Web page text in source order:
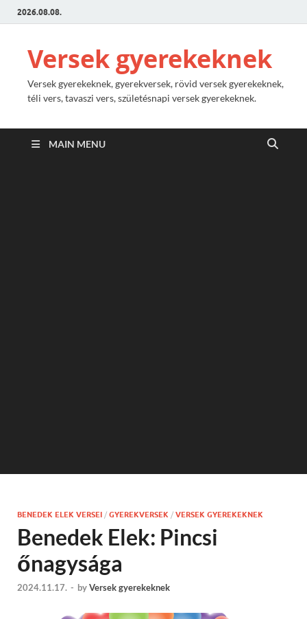
2026.08.08.
Versek gyerekeknek
Versek gyerekeknek, gyerekversek, rövid versek gyerekeknek,
téli vers, tavaszi vers, születésnapi versek gyerekeknek.
MAIN MENU
BENEDEK ELEK VERSEI / GYEREKVERSEK / VERSEK GYEREKEKNEK
Benedek Elek: Pincsi
őnagysága
2024.11.17. - byVersek gyerekeknek